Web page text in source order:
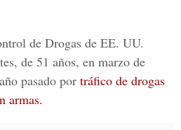
de Drogas de EE. UU.
de 51 años, en marzo de
pasado por tráfico de drogas
armas.